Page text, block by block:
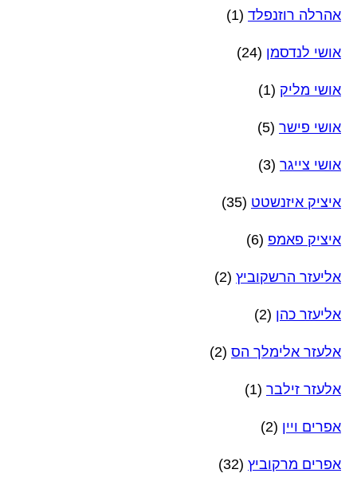
אהרלה רוזנפלד (1)
אושי לנדסמן (24)
אושי מליק (1)
אושי פישר (5)
אושי צייגר (3)
איציק איזנשטט (35)
איציק פאמפ (6)
אליעזר הרשקוביץ (2)
אליעזר כהן (2)
אלעזר אלימלך הס (2)
אלעזר זילבר (1)
אפרים ויין (2)
אפרים מרקוביץ (32)